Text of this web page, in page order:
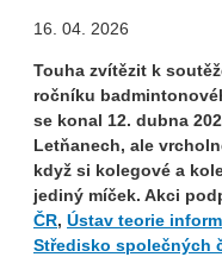
16. 04. 2026
Touha zvítězit k
ročníku
se konal 12. dubna
Letňanech, ale
když si kolegové a
jediný míček. Akci
ČR, Ústav teorie
Středisko společných